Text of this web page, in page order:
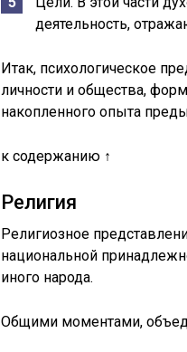
деятельность,
Итак, психологическое
личности и общества,
накопленного опыта
к содержанию ↑
Религия
Религиозное
национальной
иного народа.
Общими моментами,